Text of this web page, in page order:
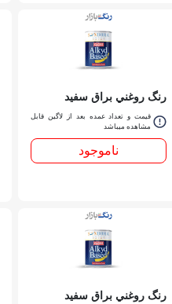
رنگ روغني براق سفيد
ساندورا کد 500 ربعي
قیمت و تعداد عمده بعد از لاگین قابل
مشاهده میباشد
ناموجود
رنگ روغني براق سفيد